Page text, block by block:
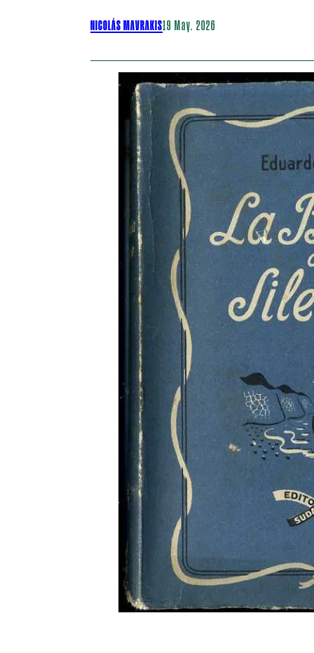
NICOLÁS MAVRAKIS19 May. 2026